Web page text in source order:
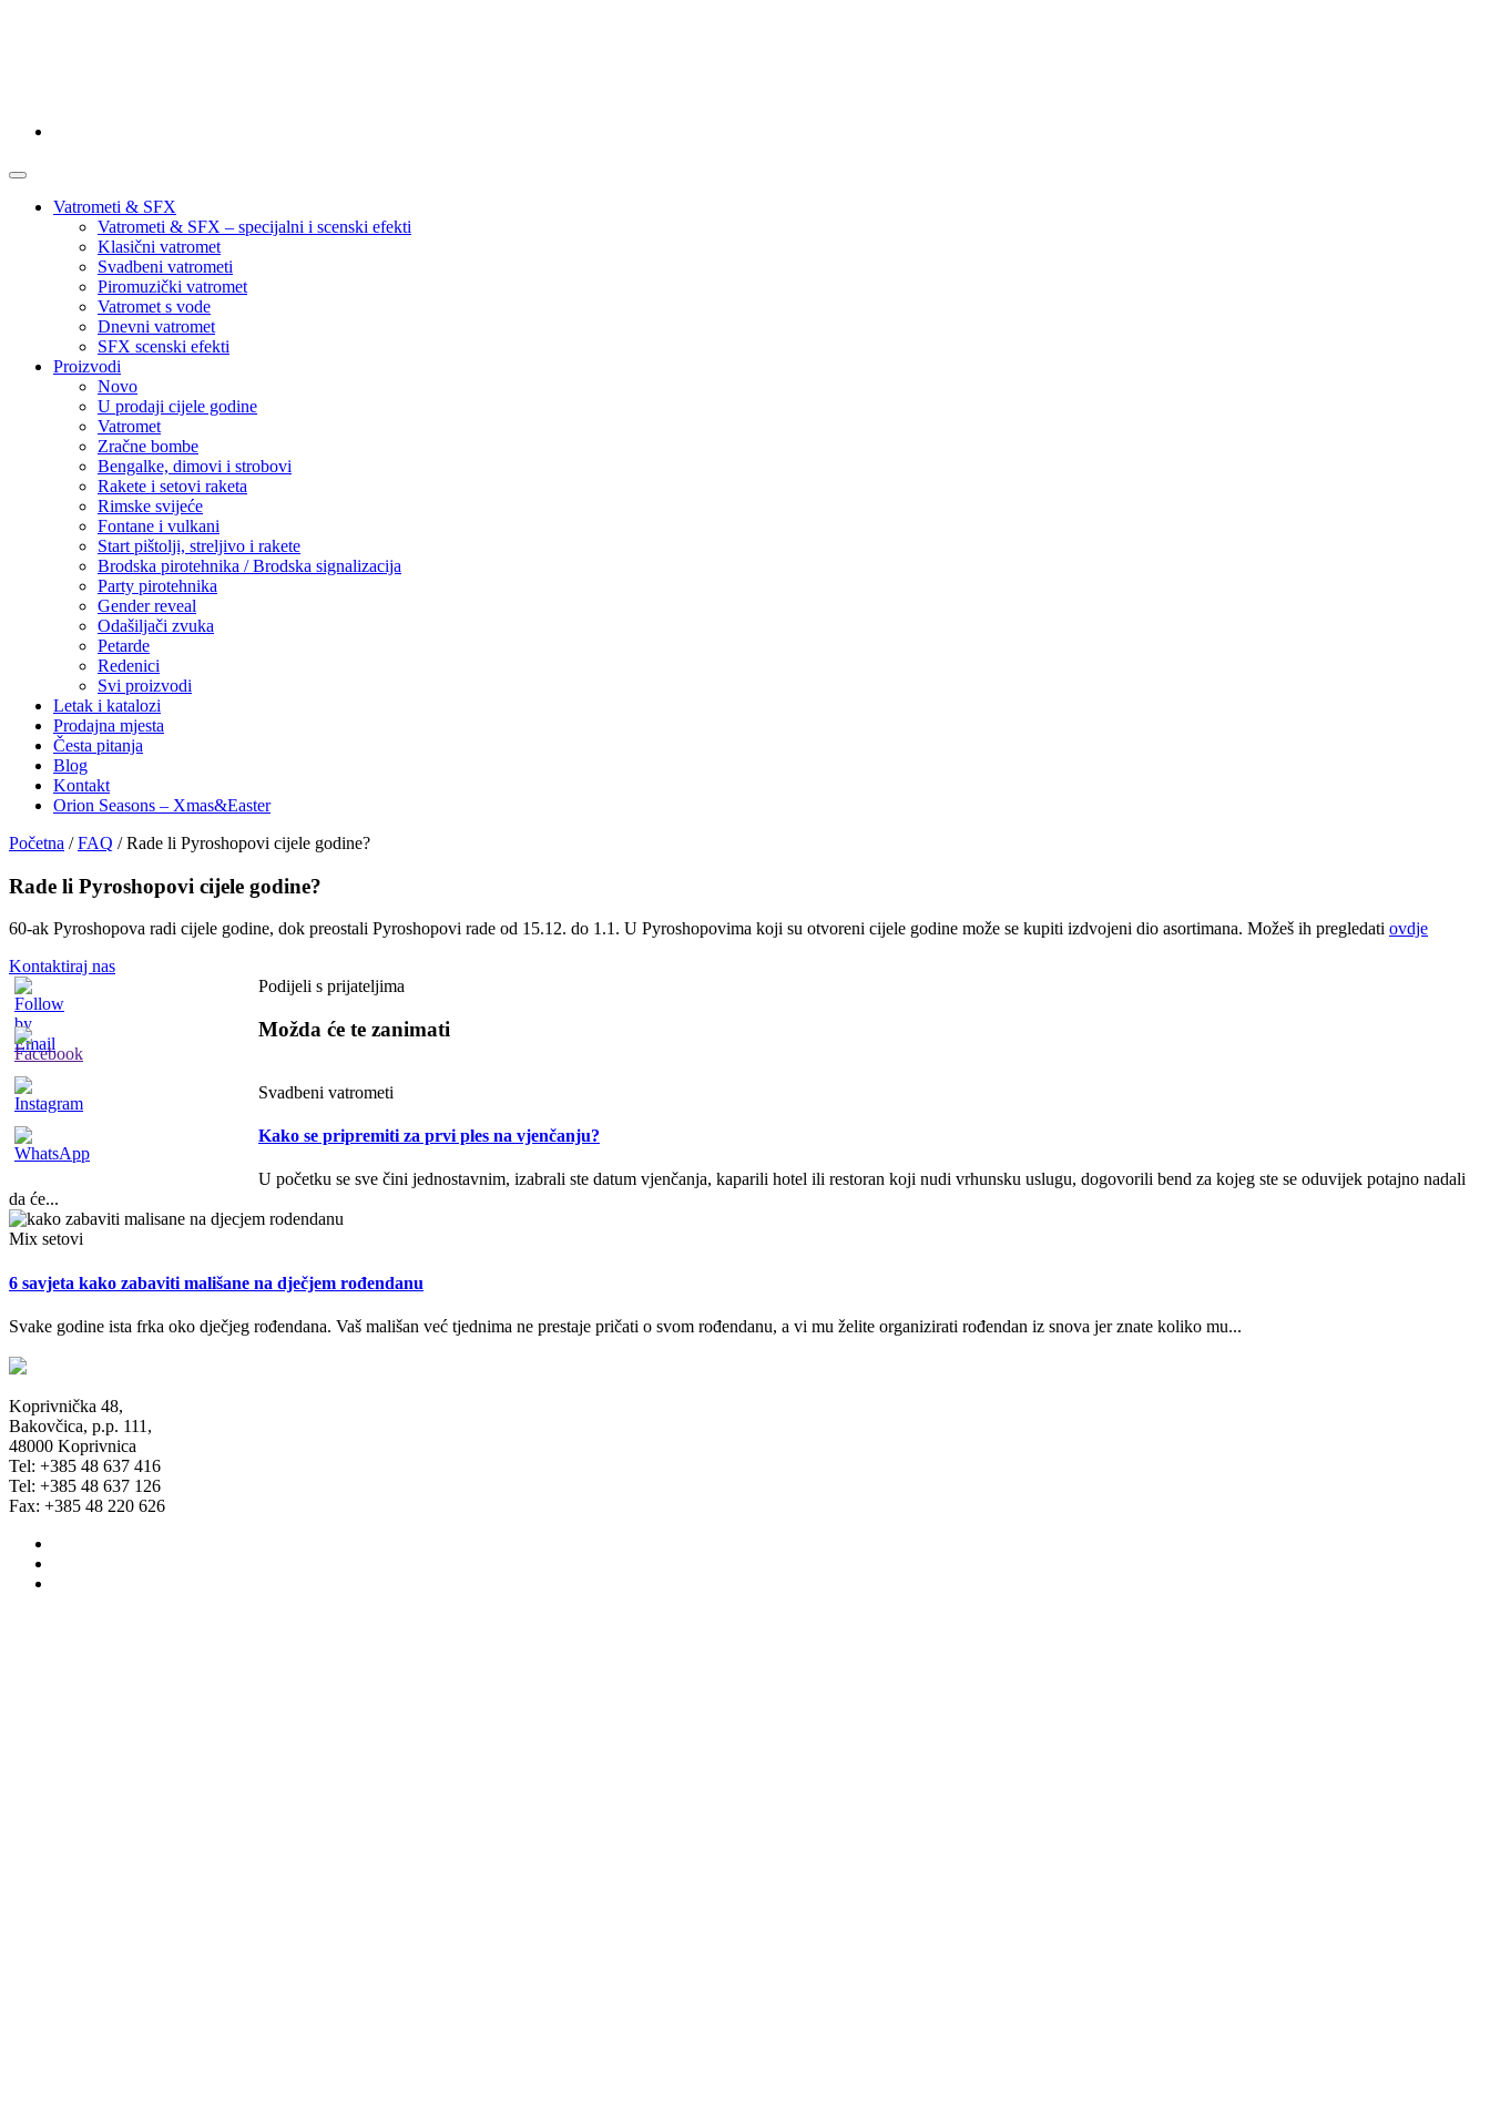
Vatrometi & SFX
Vatrometi & SFX – specijalni i scenski efekti
Klasični vatromet
Svadbeni vatrometi
Piromuzički vatromet
Vatromet s vode
Dnevni vatromet
SFX scenski efekti
Proizvodi
Novo
U prodaji cijele godine
Vatromet
Zračne bombe
Bengalke, dimovi i strobovi
Rakete i setovi raketa
Rimske svijeće
Fontane i vulkani
Start pištolji, streljivo i rakete
Brodska pirotehnika / Brodska signalizacija
Party pirotehnika
Gender reveal
Odašiljači zvuka
Petarde
Redenici
Svi proizvodi
Letak i katalozi
Prodajna mjesta
Česta pitanja
Blog
Kontakt
Orion Seasons – Xmas&Easter
Početna /FAQ /Rade li Pyroshopovi cijele godine?
Rade li Pyroshopovi cijele godine?
60-ak Pyroshopova radi cijele godine, dok preostali Pyroshopovi rade od 15.12. do 1.1. U Pyroshopovima koji su otvoreni cijele godine može se kupiti izdvojeni dio asortimana. Možeš ih pregledati ovdje
Kontaktiraj nas
Podijeli s prijateljima
Možda će te zanimati
Svadbeni vatrometi
Kako se pripremiti za prvi ples na vjenčanju?
U početku se sve čini jednostavnim, izabrali ste datum vjenčanja, kaparili hotel ili restoran koji nudi vrhunsku uslugu, dogovorili bend za kojeg ste se oduvijek potajno nadali
da će...
Mix setovi
6 savjeta kako zabaviti mališane na dječjem rođendanu
Svake godine ista frka oko dječjeg rođendana. Vaš mališan već tjednima ne prestaje pričati o svom rođendanu, a vi mu želite organizirati rođendan iz snova jer znate koliko mu...
Koprivnička 48,
Bakovčica, p.p. 111,
48000 Koprivnica
Tel: +385 48 637 416
Tel: +385 48 637 126
Fax: +385 48 220 626